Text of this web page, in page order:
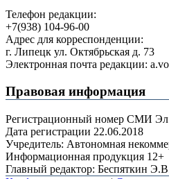
Телефон редакции:
+7(938) 104-96-00
Адрес для корреспонденции:
г. Липецк ул. Октябрьская д. 73
Электронная почта редакции:
Правовая информация
Регистрационный номер СМИ Эл
Дата регистрации 22.06.2018
Учредитель: Автономная
Информационная продукция 12+
Главный редактор: Беспяткин